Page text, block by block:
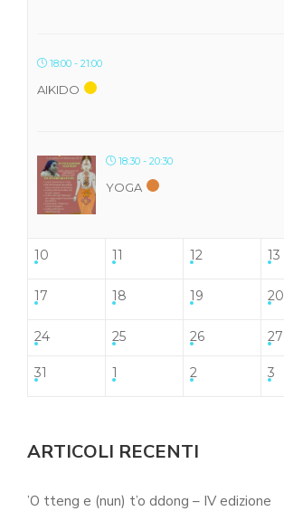
18:00 - 21:00
AIKIDO
18:30 - 20:30
YOGA
10 11 12 13
17 18 19 20
24 25 26 27
31 1 2 3
ARTICOLI RECENTI
’O tteng e (nun) t’o ddong – IV edizione